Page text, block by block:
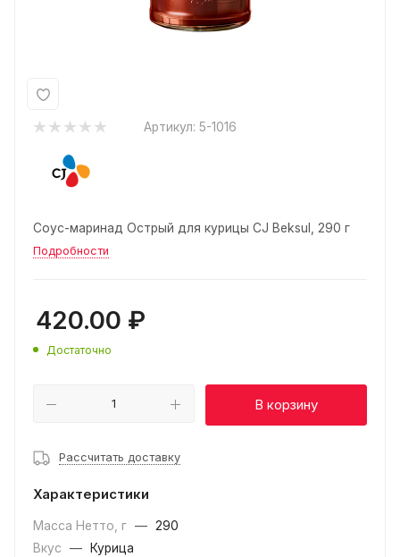
Артикул: 5-1016
Соус-маринад Острый для курицы CJ Beksul, 290 г
Подробности
420.00 ₽
Достаточно
В корзину
Рассчитать доставку
Характеристики
Масса Нетто, г — 290
Вкус
—
Курица